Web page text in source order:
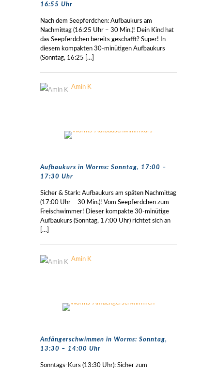
16:55 Uhr
Nach dem Seepferdchen: Aufbaukurs am
Nachmittag (16:25 Uhr – 30 Min.)! Dein Kind hat
das Seepferdchen bereits geschafft? Super! In
diesem kompakten 30-minütigen Aufbaukurs
(Sonntag, 16:25 […]
Amin K
Aufbaukurs in Worms: Sonntag, 17:00 –
17:30 Uhr
Sicher & Stark: Aufbaukurs am späten Nachmittag
(17:00 Uhr – 30 Min.)! Vom Seepferdchen zum
Freischwimmer! Dieser kompakte 30-minütige
Aufbaukurs (Sonntag, 17:00 Uhr) richtet sich an
[…]
Amin K
Anfängerschwimmen in Worms: Sonntag,
13:30 – 14:00 Uhr
Sonntags-Kurs (13:30 Uhr): Sicher zum